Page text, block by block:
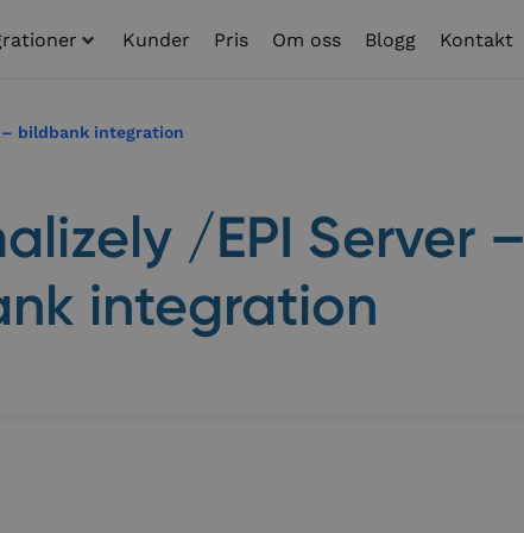
Kunder Pris Om oss Blogg Kontakt
bildbank integration
/EPI Server –
integration